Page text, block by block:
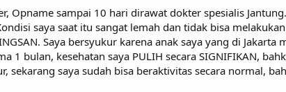
Opname sampai 10 hari dirawat dokter spesialis Jantung.
saya saat itu sangat lemah dan tidak bisa
Saya bersyukur karena anak saya yang di
1 bulan, kesehatan saya PULIH secara SIGNIFIKAN,
sekarang saya sudah bisa beraktivitas secara normal,